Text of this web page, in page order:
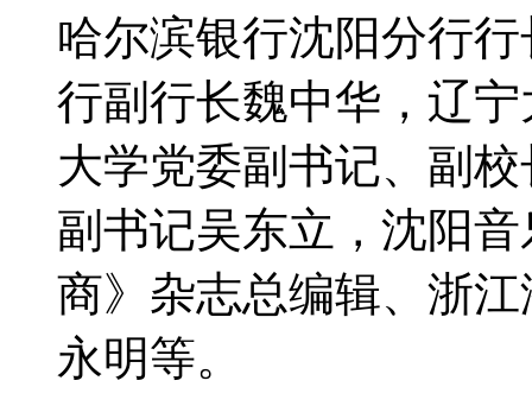
哈尔滨银行沈阳分行
行副行长魏中华，辽
大学党委副书记、副
副书记吴东立，沈阳
商》杂志总编辑、浙
永明等。